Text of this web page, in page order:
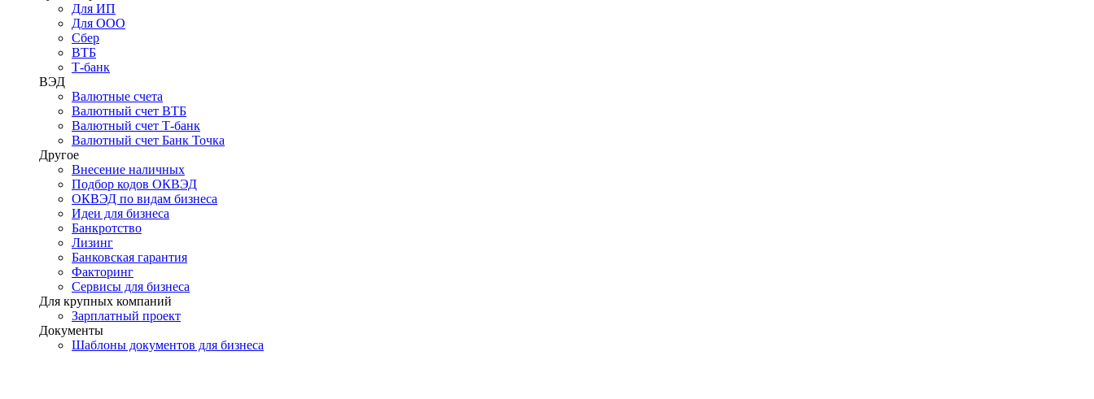
Для ИП
Для ООО
Сбер
ВТБ
Т-банк
ВЭД
Валютные счета
Валютный счет ВТБ
Валютный счет Т-банк
Валютный счет Банк Точка
Другое
Внесение наличных
Подбор кодов ОКВЭД
ОКВЭД по видам бизнеса
Идеи для бизнеса
Банкротство
Лизинг
Банковская гарантия
Факторинг
Сервисы для бизнеса
Для крупных компаний
Зарплатный проект
Документы
Шаблоны документов для бизнеса